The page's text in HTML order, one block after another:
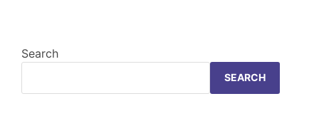
Search
SEARCH